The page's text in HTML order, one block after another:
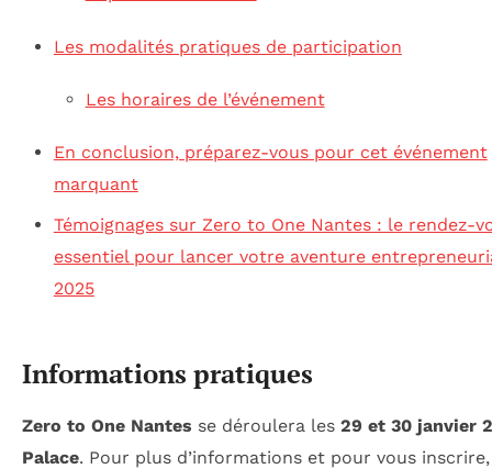
Les modalités pratiques de participation
Les horaires de l’événement
En conclusion, préparez-vous pour cet événement
marquant
Témoignages sur Zero to One Nantes : le rendez-
essentiel pour lancer votre aventure
2025
Informations pratiques
Zero to One Nantes se déroulera les 29 et 30 janvier
Palace. Pour plus d’informations et pour vous